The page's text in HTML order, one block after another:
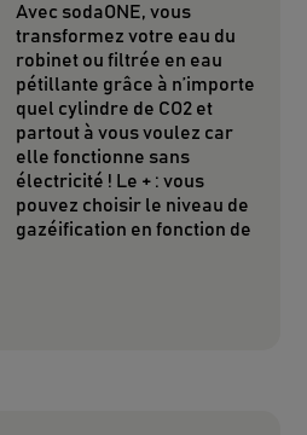
Avec sodaONE, vous
transformez votre eau du
robinet ou filtrée en eau
pétillante grâce à n’importe
quel cylindre de CO2 et
partout à vous voulez car
elle fonctionne sans
électricité ! Le + : vous
pouvez choisir le niveau de
gazéification en fonction de